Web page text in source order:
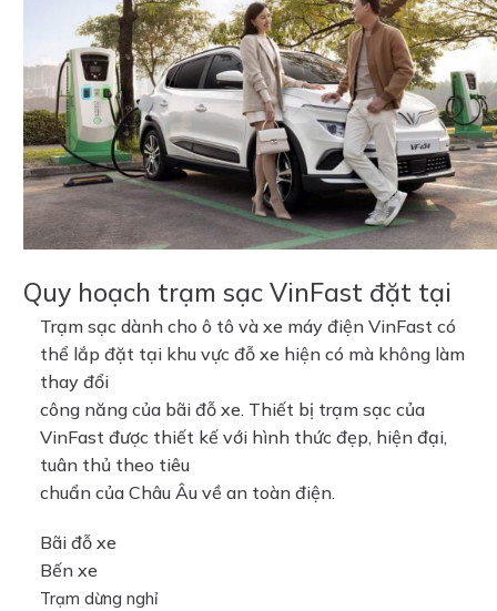
Quy hoạch trạm sạc VinFast đặt tại
Trạm sạc dành cho ô tô và xe máy điện VinFast có
thể lắp đặt tại khu vực đỗ xe hiện có mà không làm
thay đổi
công năng của bãi đỗ xe. Thiết bị trạm sạc của
VinFast được thiết kế với hình thức đẹp, hiện đại,
tuân thủ theo tiêu
chuẩn của Châu Âu về an toàn điện.
Bãi đỗ xe
Bến xe
Trạm dừng nghỉ